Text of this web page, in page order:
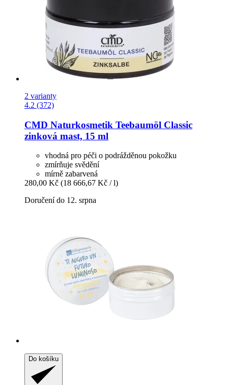
2 varianty
4.2 (372)
CMD Naturkosmetik Teebaumöl Classic
zinková mast, 15 ml
vhodná pro péči o podrážděnou pokožku
zmírňuje svědění
mírně zabarvená
280,00 Kč (18 666,67 Kč / l)
Doručení do 12. srpna
Do košíku